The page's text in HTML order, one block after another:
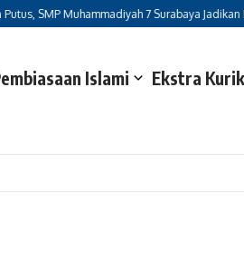
Muhammadiyah 7 Surabaya Jadikan
Islami Ekstra